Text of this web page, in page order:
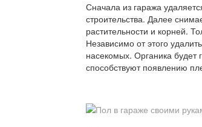
Сначала из гаража
строительства. Далее
растительности и корней.
Независимо от этого
насекомых. Органика будет
способствуют появлению